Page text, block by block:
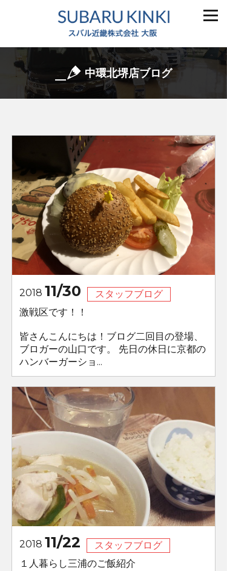
中環北堺店ブログ
2018 11/30
スタッフブログ
激戦区です！！
皆さんこんにちは！ブログ二回目の登場、
ブロガーの山口です。 先日の休日に京都の
ハンバーガーショ...
2018 11/22
スタッフブログ
１人暮らし三浦のご飯紹介